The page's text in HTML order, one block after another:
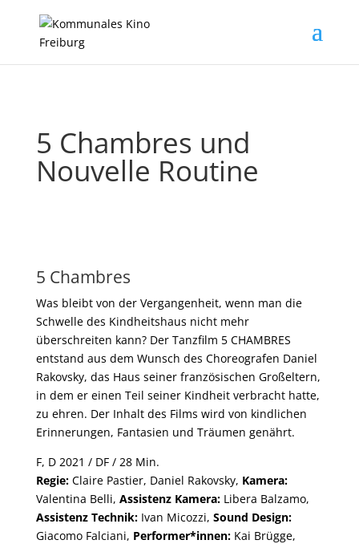
5 Chambres und
Nouvelle Routine
5 Chambres
Was bleibt von der Vergangenheit, wenn man die
Schwelle des Kindheitshaus nicht mehr
überschreiten kann? Der Tanzfilm 5 CHAMBRES
entstand aus dem Wunsch des Choreografen Daniel
Rakovsky, das Haus seiner französischen Großeltern,
in dem er einen Teil seiner Kindheit verbracht hatte,
zu ehren. Der Inhalt des Films wird von kindlichen
Erinnerungen, Fantasien und Träumen genährt.
F, D 2021 / DF / 28 Min.
Regie:Claire Pastier, Daniel Rakovsky, Kamera:
Valentina Belli, Assistenz Kamera:Libera Balzamo,
Assistenz Technik:Ivan Micozzi, Sound Design:
Giacomo Falciani, Performer*innen:Kai Brügge,